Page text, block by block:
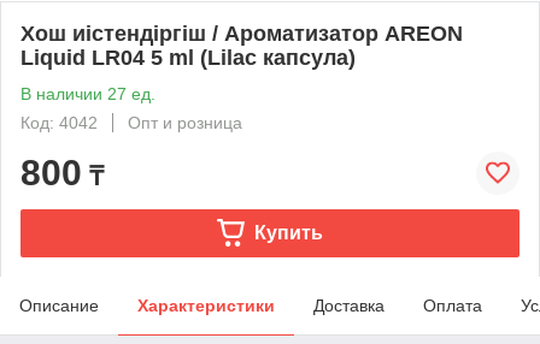
Хош иістендіргіш / Ароматизатор AREON
Liquid LR04 5 ml (Lilac капсула)
В наличии 27 ед.
Код: 4042
Опт и розница
800 ₸
Купить
Описание Характеристики Доставка Оплата